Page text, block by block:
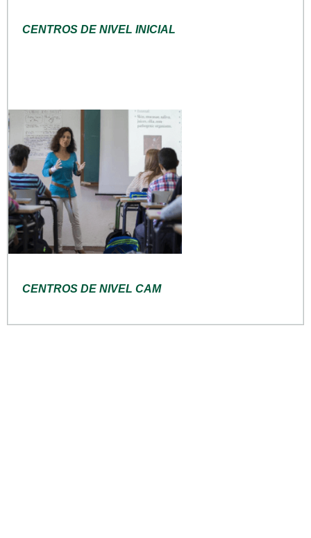
CENTROS DE NIVEL INICIAL
CENTROS DE NIVEL CAM